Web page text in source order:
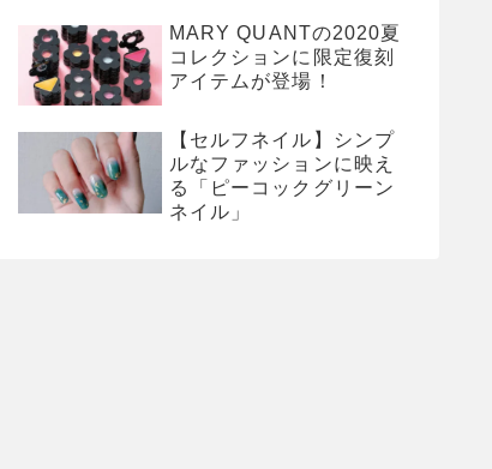
MARY QUANTの2020夏
コレクションに限定復刻
アイテムが登場！
【セルフネイル】シンプ
ルなファッションに映え
る「ピーコックグリーン
ネイル」